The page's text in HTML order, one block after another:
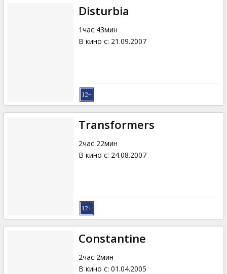
Disturbia
1час 43мин
В кино с: 21.09.2007
Transformers
2час 22мин
В кино с: 24.08.2007
Constantine
2час 2мин
В кино с: 01.04.2005